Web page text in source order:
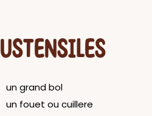
USTENSILES
un grand bol
un fouet ou cuillere